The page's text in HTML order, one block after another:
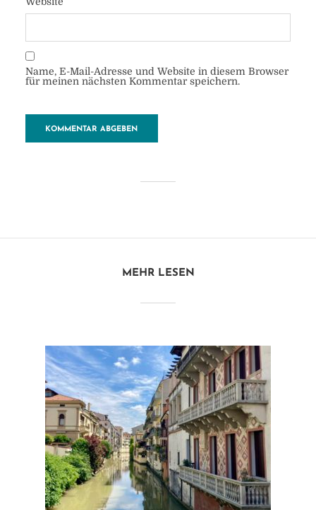
vonHeide 28. Oktober 2018
1 Minuten zu lesen
Name, E-Mail-Adresse und Website in diesem Browser
für meinen nächsten Kommentar speichern.
MEHR LESEN